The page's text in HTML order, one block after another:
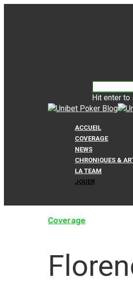
Hit enter to
ACCUEIL
COVERAGE
NEWS
CHRONIQUES &
LA TEAM
JOUER
Coverage